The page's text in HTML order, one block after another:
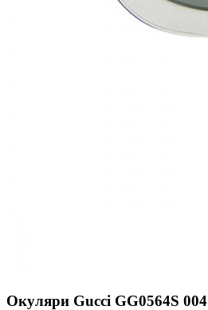
Окуляри Gucci GG0564S 004